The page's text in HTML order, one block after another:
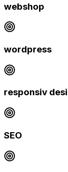
webshop
wordpress
responsiv
SEO